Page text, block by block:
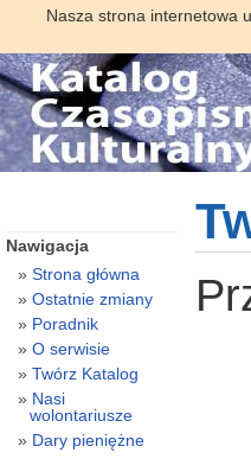
Nasza strona internetowa
Nawigacja
Strona główna
Ostatnie zmiany
Poradnik
O serwisie
Twórz Katalog
Nasi
wolontariusze
Dary pieniężne